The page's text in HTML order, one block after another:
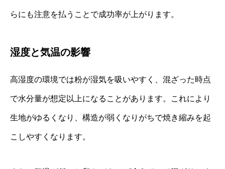
らにも注意を払うことで成功率が上がります。
湿度と気温の影響
高湿度の環境では粉が湿気を吸いやすく、混ざった時点
で水分量が想定以上になることがあります。これにより
生地がゆるくなり、構造が弱くなりがちで焼き縮みを起
こしやすくなります。